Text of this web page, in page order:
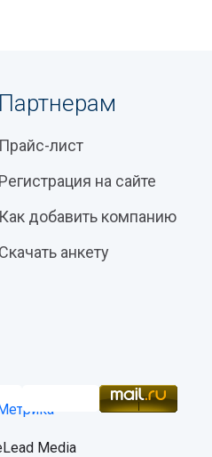
Партнерам
Прайс-лист
Регистрация на сайте
Как добавить компанию
Скачать анкету
Media